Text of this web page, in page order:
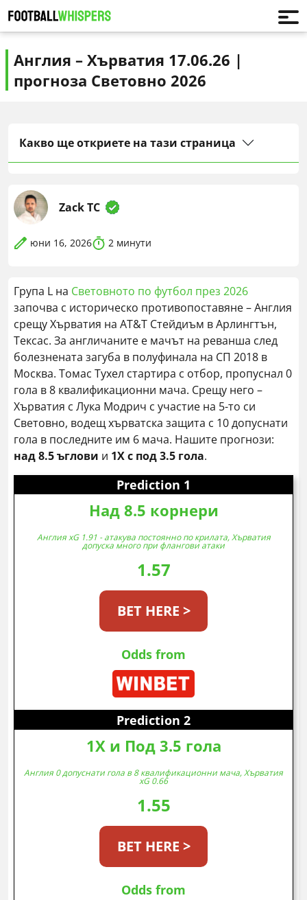
Англия – Хърватия 17.06.26 |
прогноза Световно 2026
Какво ще откриете на тази страница
Zack TC
юни 16, 2026 2 минути
Група L на Световното по футбол през 2026
започва с историческо противопоставяне – Англия
срещу Хърватия на AT&T Стейдиъм в Арлингтън,
Тексас. За англичаните е мачът на реванша след
болезнената загуба в полуфинала на СП 2018 в
Москва. Томас Тухел стартира с отбор, пропуснал 0
гола в 8 квалификационни мача. Срещу него –
Хърватия с Лука Модрич с участие на 5-то си
Световно, водещ хърватска защита с 10 допуснати
гола в последните им 6 мача. Нашите прогнози:
над 8.5 ъглови и 1X с под 3.5 гола.
Prediction 1
Над 8.5 корнери
Англия xG 1.91 - атакува постоянно по крилата, Хърватия
допуска много при флангови атаки
1.57
BET HERE >
Odds from
Prediction 2
1X и Под 3.5 гола
Англия 0 допуснати гола в 8 квалификационни мача, Хърватия
xG 0.66
1.55
BET HERE >
Odds from